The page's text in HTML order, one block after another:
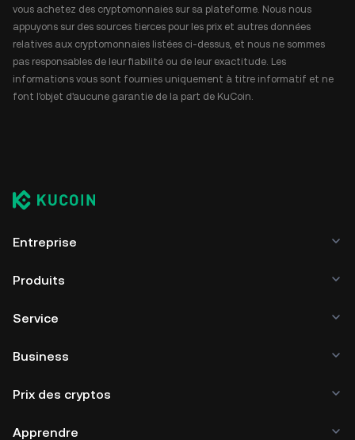
vous achetez des cryptomonnaies sur sa plateforme. Nous nous
appuyons sur des sources tierces pour les prix et autres données
relatives aux cryptomonnaies listées ci-dessus, et nous ne sommes
pas responsables de leur fiabilité ou de leur exactitude. Les
informations vous sont fournies uniquement à titre informatif et ne
font l'objet d'aucune garantie de la part de KuCoin.
Entreprise
Produits
Service
Business
Prix des cryptos
Apprendre